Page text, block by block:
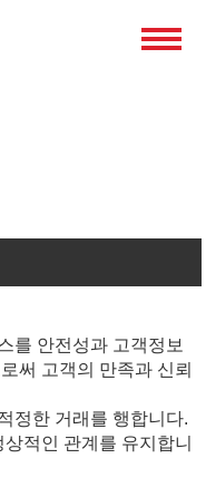
를 안전성과 고객정보
써 고객의 만족과 신뢰
정한 거래를 행합니다.
적인 관계를 유지합니